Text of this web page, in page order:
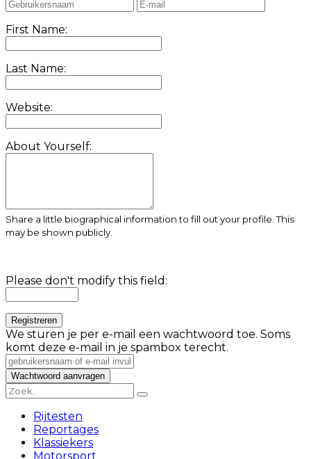
First Name:
Last Name:
Website:
About Yourself:
Share a little biographical information to fill out your profile. This
may be shown publicly.
Please don't modify this field:
We sturen je per e-mail een wachtwoord toe. Soms
komt deze e-mail in je spambox terecht.
Rijtesten
Reportages
Klassiekers
Motorsport